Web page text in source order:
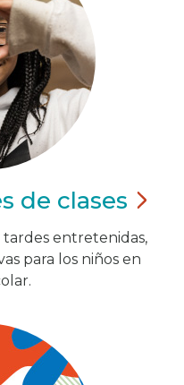
de clases
tardes entretenidas,
para los niños en